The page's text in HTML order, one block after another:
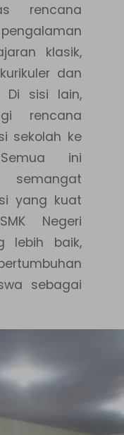
rencana
klasik,
dan
Di sisi lain,
rencana
sekolah ke
ini
yang kuat
Negeri
lebih baik,
sebagai